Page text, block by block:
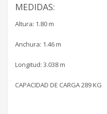
MEDIDAS:
Altura: 1.80 m
Anchura: 1.46 m
Longitud: 3.038 m
CAPACIDAD DE CARGA 289 KG